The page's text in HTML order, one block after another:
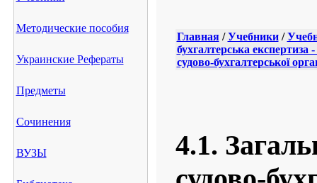
Методические пособия
Украинские Рефераты
Предметы
Сочинения
ВУЗЫ
Главная/Учебники/
бухгалтерська
судово-бухгалтерської
4.1.